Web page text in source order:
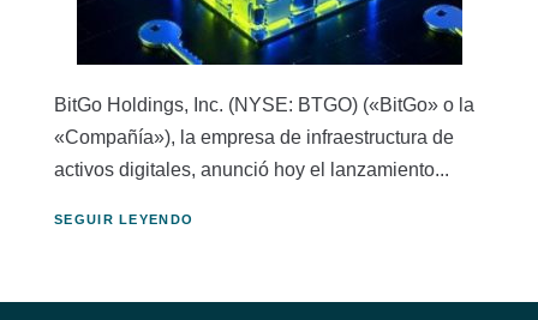
BitGo Holdings, Inc. (NYSE: BTGO) («BitGo» o la
«Compañía»), la empresa de infraestructura de
activos digitales, anunció hoy el lanzamiento...
SEGUIR LEYENDO